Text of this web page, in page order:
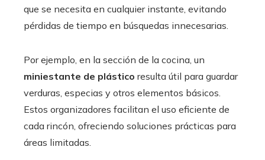
que se necesita en cualquier instante, evitando
pérdidas de tiempo en búsquedas innecesarias.
Por ejemplo, en la sección de la cocina, un
miniestante de plástico resulta útil para guardar
verduras, especias y otros elementos básicos.
Estos organizadores facilitan el uso eficiente de
cada rincón, ofreciendo soluciones prácticas para
áreas limitadas.